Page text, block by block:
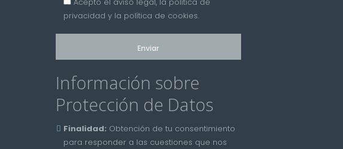
privacidad y la política de cookies.
Información sobre
Protección de Datos
Finalidad: Obtención de tu consentimiento
para responder a las cuestiones que nos